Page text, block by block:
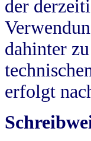
der
dahinter
erfolgt